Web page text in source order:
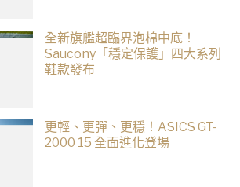
全新旗艦超臨界泡棉中底！
Saucony「穩定保護」四大系列
鞋款發布
更輕、更彈、更穩！ASICS GT-
2000 15 全面進化登場